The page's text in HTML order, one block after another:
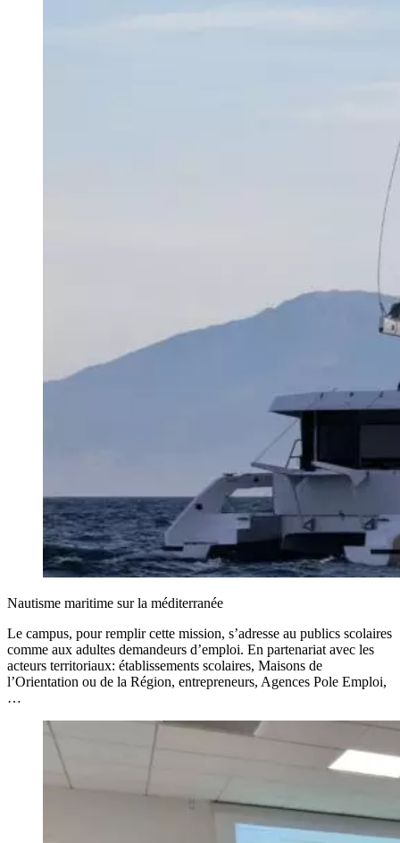
Nautisme maritime sur la méditerranée
Le campus, pour remplir cette mission, s’adresse au publics scolaires
comme aux adultes demandeurs d’emploi. En partenariat avec les
acteurs territoriaux: établissements scolaires, Maisons de
l’Orientation ou de la Région, entrepreneurs, Agences Pole Emploi,
…